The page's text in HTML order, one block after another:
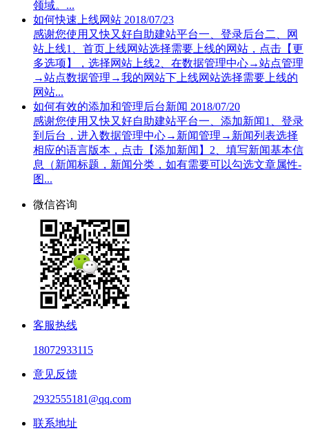
领域。...
如何快速上线网站 2018/07/23
感谢您使用又快又好自助建站平台一、登录后台二、网
站上线1、首页上线网站选择需要上线的网站，点击【更
多选项】，选择网站上线2、在数据管理中心→站点管理
→站点数据管理→我的网站下上线网站选择需要上线的
网站...
如何有效的添加和管理后台新闻 2018/07/20
感谢您使用又快又好自助建站平台一、添加新闻1、登录
到后台，进入数据管理中心→新闻管理→新闻列表选择
相应的语言版本，点击【添加新闻】2、填写新闻基本信
息（新闻标题，新闻分类，如有需要可以勾选文章属性-
图...
微信咨询
客服热线
18072933115
意见反馈
2932555181@qq.com
联系地址